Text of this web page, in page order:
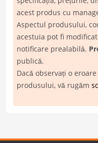
acest produs cu
Aspectul produsului,
acestuia pot fi
notificare prealabilă.
publică.
Dacă observați o
produsului, vă rugăm